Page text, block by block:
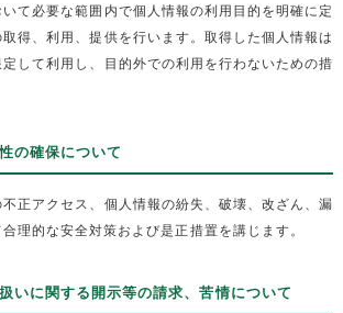
て必要な範囲内で個人情報の利用目的を明確に定
得、利用、提供を行います。取得した個人情報は
して利用し、目的外での利用を行わないための措
の確保について
正アクセス、個人情報の紛失、破壊、改ざん、漏
理的な安全対策および是正措置を講じます。
いに関する開示等の請求、苦情について